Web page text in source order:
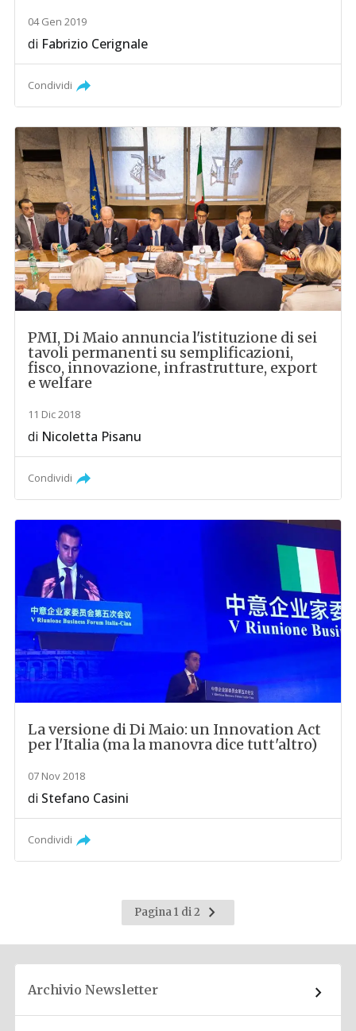
04 Gen 2019
di Fabrizio Cerignale
Condividi
PMI, Di Maio annuncia l'istituzione di sei
tavoli permanenti su semplificazioni,
fisco, innovazione, infrastrutture, export
e welfare
11 Dic 2018
di Nicoletta Pisanu
Condividi
La versione di Di Maio: un Innovation Act
per l'Italia (ma la manovra dice tutt'altro)
07 Nov 2018
di Stefano Casini
Condividi
Pagina 1 di 2
Pagina
successiva
Archivio Newsletter